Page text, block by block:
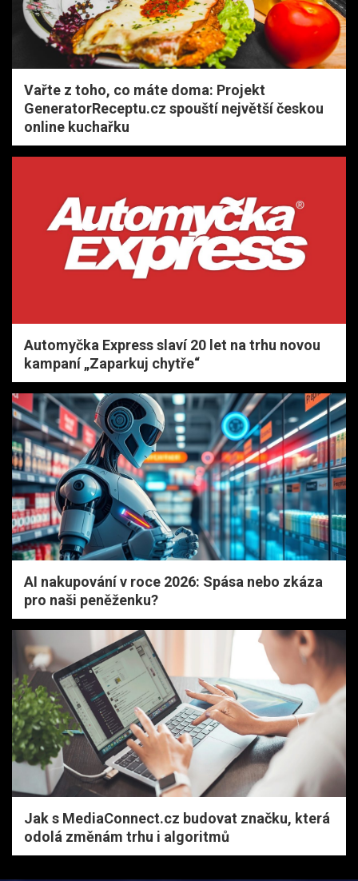
Vařte z toho, co máte doma: Projekt
GeneratorReceptu.cz spouští největší českou
online kuchařku
Automyčka Express slaví 20 let na trhu novou
kampaní „Zaparkuj chytře“
AI nakupování v roce 2026: Spása nebo zkáza
pro naši peněženku?
Jak s MediaConnect.cz budovat značku, která
odolá změnám trhu i algoritmů